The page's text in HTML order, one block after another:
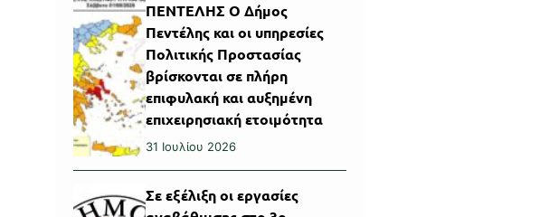
ΠΕΝΤΕΛΗΣ Ο Δήμος
Πεντέλης και οι υπηρεσίες
Πολιτικής Προστασίας
βρίσκονται σε πλήρη
επιφυλακή και αυξημένη
επιχειρησιακή ετοιμότητα
31 Ιουλίου 2026
Σε εξέλιξη οι εργασίες